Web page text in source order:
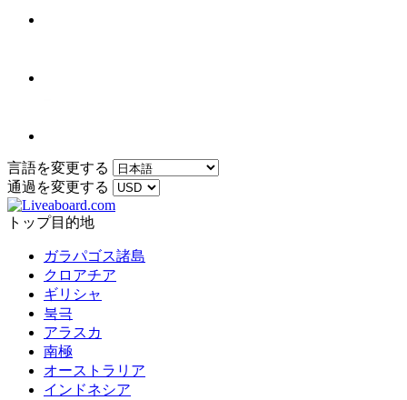
言語を変更する
通過を変更する
トップ目的地
ガラパゴス諸島
クロアチア
ギリシャ
북극
アラスカ
南極
オーストラリア
インドネシア